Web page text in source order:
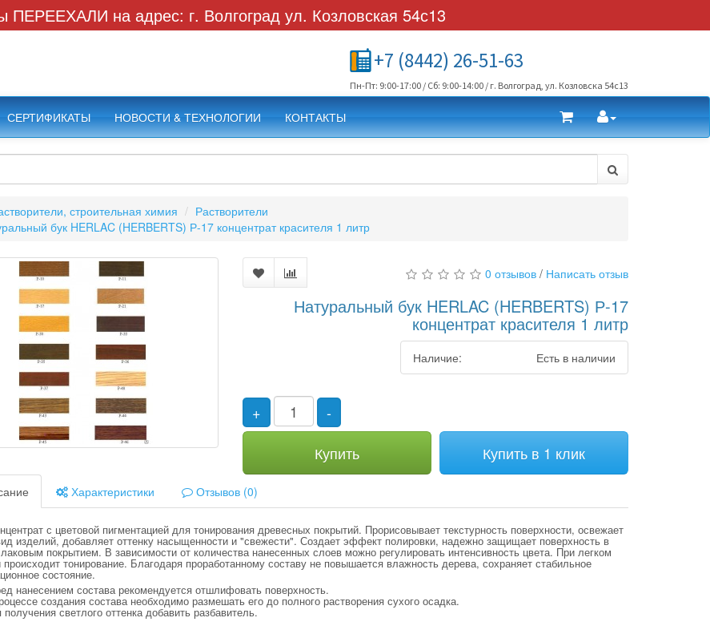
на адрес: г. Волгоград ул. Козловская 54с13
+7 (8442) 26-51-63
Пн-Пт: 9:00-17:00 / Сб: 9:00-14:00 / г. Волгоград, ул. Козловска 54с13
СЕРТИФИКАТЫ НОВОСТИ & ТЕХНОЛОГИИ КОНТАКТЫ
строительная химия
Растворители
бук HERLAC (HERBERTS) Р-17 концентрат красителя 1 литр
0 отзывов / Написать отзыв
Натуральный бук HERLAC (HERBERTS) Р-17
концентрат красителя 1 литр
Наличие: Есть в наличии
+
-
Купить
Купить в 1 клик
Характеристики Отзывов (0)
с цветовой пигментацией для тонирования древесных покрытий. Прорисовывает текстурность поверхности, освежает
изделий, добавляет оттенку насыщенности и "свежести". Создает эффект полировки, надежно защищает поверхность в
покрытием. В зависимости от количества нанесенных слоев можно регулировать интенсивность цвета. При легком
происходит тонирование. Благодаря проработанному составу не повышается влажность дерева, сохраняет стабильное
состояние.
нанесением состава рекомендуется отшлифовать поверхность.
создания состава необходимо размешать его до полного растворения сухого осадка.
светлого оттенка добавить разбавитель.